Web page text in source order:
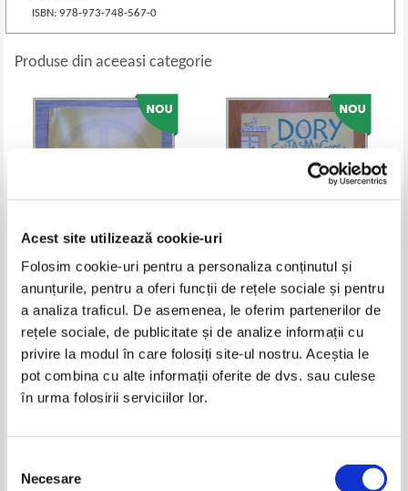
Acest site utilizează cookie-uri
Folosim cookie-uri pentru a personaliza conținutul și
anunțurile, pentru a oferi funcții de rețele sociale și pentru
a analiza traficul. De asemenea, le oferim partenerilor de
rețele sociale, de publicitate și de analize informații cu
privire la modul în care folosiți site-ul nostru. Aceștia le
pot combina cu alte informații oferite de dvs. sau culese
în urma folosirii serviciilor lor.
consimțământului
Necesare
ISBN: 978-973-748-567-0
Produse din aceeasi categorie
Gordon Korman - Schooled
Pret: 18,00 Lei
Adaugă în coș
Abby Hanlon - Dory
Fantasmagory si prietena ei cea
mai buna
Pret:12,00 Lei
Adaugă în coș